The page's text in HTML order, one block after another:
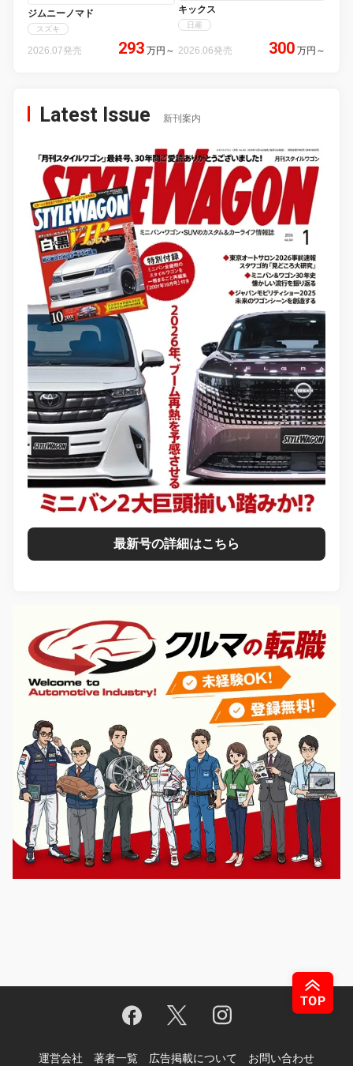
ジムニーノマド
スズキ
2026.07発売 293 万円 ～
キックス
日産
2026.06発売 300 万円 ～
Latest Issue 新刊案内
最新号の詳細はこちら
運営会社 著者一覧 広告掲載について お問い合わせ